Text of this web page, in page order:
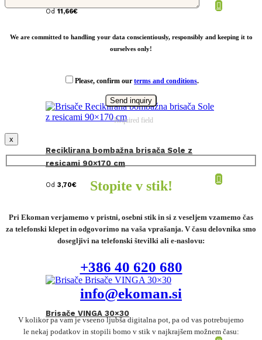
Od 11,66€
Reciklirana bombažna brisača Sole z
resicami 90×170 cm
Od 3,70€
Brisače VINGA 30×30
We are committed to handling your data conscientiously, responsibly and keeping it to
ourselves only!
Please, confirm our terms and conditions.
* Required field
x
Stopite v stik!
Pri Ekoman verjamemo v pristni, osebni stik in si z veseljem vzamemo čas
za telefonski klepet in odgovorimo na vaša vprašanja. V času delovnika smo
dosegljivi na telefonski številki ali e-naslovu:
+386 40 620 680
info@ekoman.si
V kolikor pa vam je vseeno ljubša digitalna pot, pa od vas potrebujemo
le nekaj podatkov in stopili bomo v stik v najkrajšem možnem času: